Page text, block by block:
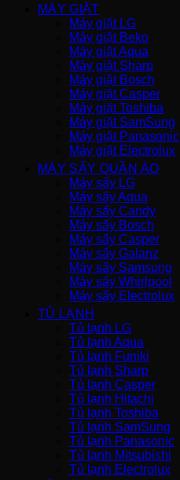
MÁY GIẶT
Máy giặt LG
Máy giặt Beko
Máy giặt Aqua
Máy giặt Sharp
Máy giặt Bosch
Máy giặt Casper
Máy giặt Toshiba
Máy giặt SamSung
Máy giặt Panasonic
Máy giặt Electrolux
MÁY SẤY QUẦN ÁO
Máy sấy LG
Máy sấy Aqua
Máy sấy Candy
Máy sấy Bosch
Máy sấy Casper
Máy sấy Galanz
Máy sấy Samsung
Máy sấy Whirlpool
Máy sấy Electrolux
TỦ LẠNH
Tủ lạnh LG
Tủ lạnh Aqua
Tủ lạnh Funiki
Tủ lạnh Sharp
Tủ lạnh Casper
Tủ lạnh Hitachi
Tủ lạnh Toshiba
Tủ lạnh SamSung
Tủ lạnh Panasonic
Tủ lạnh Mitsubishi
Tủ lạnh Electrolux